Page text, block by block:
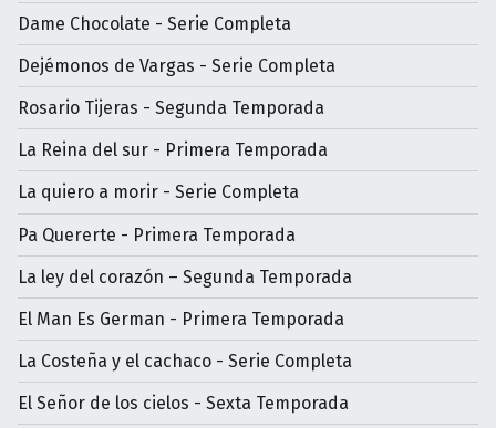
Dame Chocolate - Serie Completa
Dejémonos de Vargas - Serie Completa
Rosario Tijeras - Segunda Temporada
La Reina del sur - Primera Temporada
La quiero a morir - Serie Completa
Pa Quererte - Primera Temporada
La ley del corazón – Segunda Temporada
El Man Es German - Primera Temporada
La Costeña y el cachaco - Serie Completa
El Señor de los cielos - Sexta Temporada